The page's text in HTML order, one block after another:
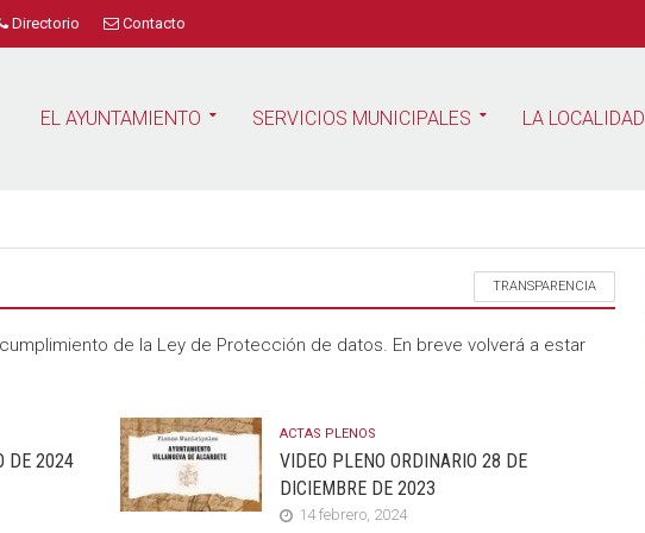
Directorio Contacto
EL AYUNTAMIENTO SERVICIOS MUNICIPALES LA LOCALIDAD
TRANSPARENCIA
de la Ley de Protección de datos. En breve volverá a estar
DE 2024
ACTAS PLENOS
VIDEO PLENO ORDINARIO 28 DE
DICIEMBRE DE 2023
14 febrero, 2024